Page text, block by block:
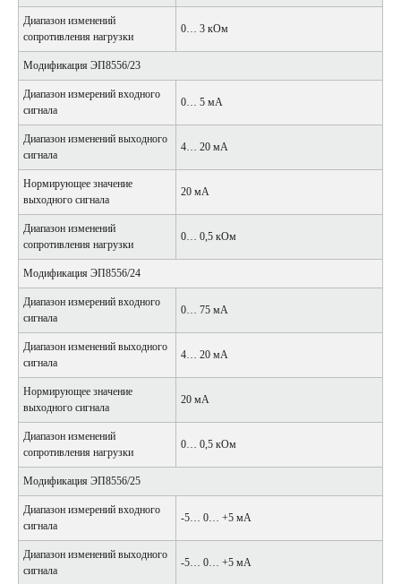
Диапазон изменений
сопротивления нагрузки
0… 3 кОм
Модификация ЭП8556/23
Диапазон измерений входного
сигнала
0… 5 мА
Диапазон изменений выходного
сигнала
4… 20 мА
Нормирующее значение
выходного сигнала
20 мА
Диапазон изменений
сопротивления нагрузки
0… 0,5 кОм
Модификация ЭП8556/24
Диапазон измерений входного
сигнала
0… 75 мА
Диапазон изменений выходного
сигнала
4… 20 мА
Нормирующее значение
выходного сигнала
20 мА
Диапазон изменений
сопротивления нагрузки
0… 0,5 кОм
Модификация ЭП8556/25
Диапазон измерений входного
сигнала
-5… 0… +5 мА
Диапазон изменений выходного
сигнала
-5… 0… +5 мА